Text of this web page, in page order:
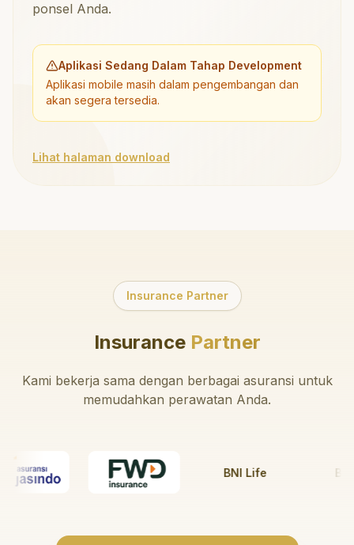
ponsel Anda.
Aplikasi Sedang Dalam Tahap Development
Aplikasi mobile masih dalam pengembangan dan
akan segera tersedia.
Lihat halaman download
Insurance Partner
InsurancePartner
Kami bekerja sama dengan berbagai asuransi untuk
memudahkan perawatan Anda.
BNI Life BRI